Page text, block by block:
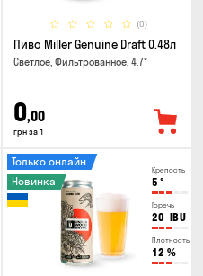
(0)
Пиво Miller Genuine Draft 0.48л
Светлое, Фильтрованное, 4.7°
0,00
грн за 1
Крепость
5 °
Горечь
20 IBU
Плотность
12 %
Только онлайн
Новинка